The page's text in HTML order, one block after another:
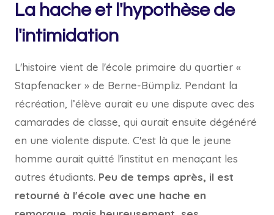
La hache et l'hypothèse de
l'intimidation
L'histoire vient de l'école primaire du quartier «
Stapfenacker » de Berne-Bümpliz. Pendant la
récréation, l’élève aurait eu une dispute avec des
camarades de classe, qui aurait ensuite dégénéré
en une violente dispute. C'est là que le jeune
homme aurait quitté l'institut en menaçant les
autres étudiants. Peu de temps après, il est
retourné à l'école avec une hache en